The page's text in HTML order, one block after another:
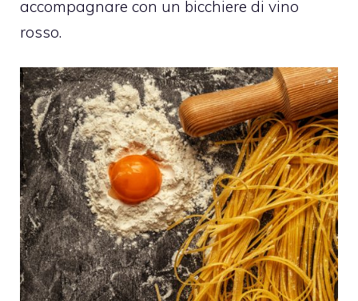
accompagnare con un bicchiere di vino
rosso.